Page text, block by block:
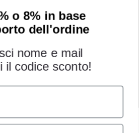
o 8% in base
dell'ordine
nome e mail
il codice sconto!